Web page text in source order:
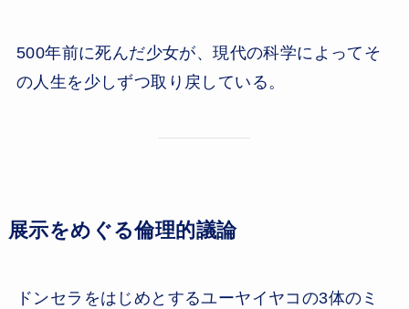
500年前に死んだ少女が、現代の科学によってそ
の人生を少しずつ取り戻している。
展示をめぐる倫理的議論
ドンセラをはじめとするユーヤイヤコの3体のミ